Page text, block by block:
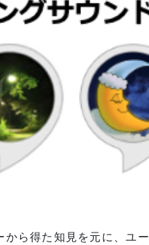
から得た知見を元に、ユ